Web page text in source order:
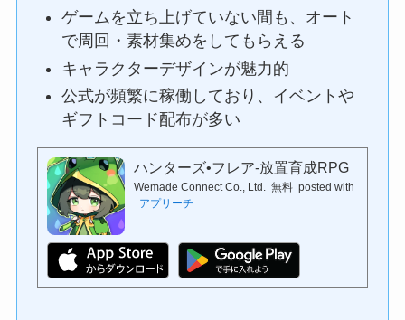
ゲームを立ち上げていない間も、オート
で周回・素材集めをしてもらえる
キャラクターデザインが魅力的
公式が頻繁に稼働しており、イベントや
ギフトコード配布が多い
ハンターズ•フレア-放置育成RPG
Wemade Connect Co., Ltd. 無料 posted with
アプリーチ